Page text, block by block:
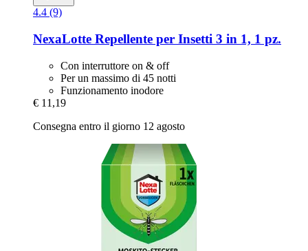
4.4 (9)
NexaLotte Repellente per Insetti 3 in 1, 1 pz.
Con interruttore on & off
Per un massimo di 45 notti
Funzionamento inodore
€ 11,19
Consegna entro il giorno 12 agosto